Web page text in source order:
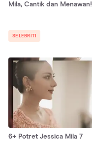
Mila, Cantik dan Menawan!
SELEBRITI
6+ Potret Jessica Mila 7